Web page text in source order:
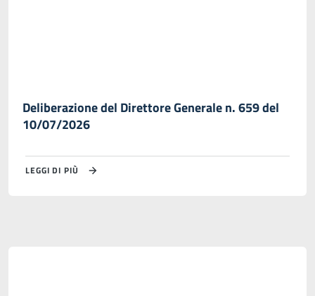
Deliberazione del Direttore Generale n. 659 del
10/07/2026
LEGGI DI PIÙ